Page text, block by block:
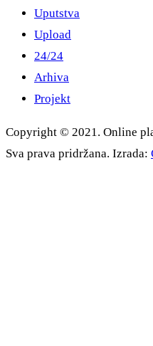
Uputstva
Upload
24/24
Arhiva
Projekt
Copyright © 2021. Online
Sva prava pridržana. Izrada: